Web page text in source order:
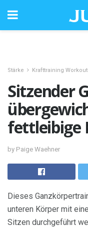
Stärke Krafttraining
Sitzender
fettleibige
by Paige Waehner
Dieses
unteren Körper mit
Sitzen durchgeführt